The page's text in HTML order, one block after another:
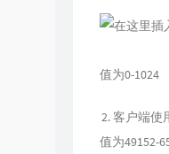
值为0-1024
客户端使
值为49152-